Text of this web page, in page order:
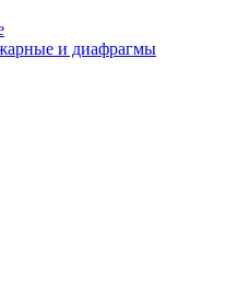
и диафрагмы